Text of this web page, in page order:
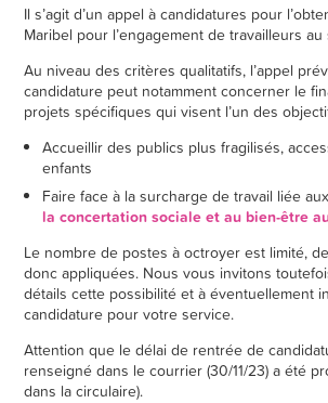
Il s’agit d’un appel à candidatures pour
Maribel pour l’engagement de travailleurs
Au niveau des critères qualitatifs, l’appel
candidature peut notamment concerner le
projets spécifiques qui visent l’un des
Accueillir des publics plus fragilisés,
enfants
Faire face à la surcharge de travail liée
la concertation sociale et au bien-être
Le nombre de postes à octroyer est limité,
donc appliquées. Nous vous invitons
détails cette possibilité et à éventuellement
candidature pour votre service.
Attention que le délai de rentrée de
renseigné dans le courrier (30/11/23) a été
dans la circulaire).